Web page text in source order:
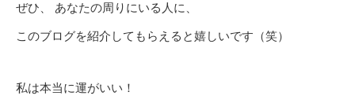
ぜひ、 あなたの周りにいる人に、
このブログを紹介してもらえると嬉しいです（笑）
私は本当に運がいい！